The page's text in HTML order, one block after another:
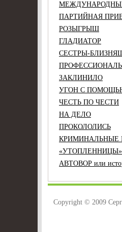
ПАРТИЙНАЯ
РОЗЫГРЫШ
ГЛАДИАТОР
СЕСТРЫ-
ЗАКЛИНИЛО
УГОН С
ЧЕСТЬ ПО ЧЕСТИ
НА ДЕЛО
ПРОКОЛОЛИСЬ
КРИМИНАЛЬНЫЕ
«УТОПЛЕННИЦЫ»
АВТОВОР или
Copyright © 2009